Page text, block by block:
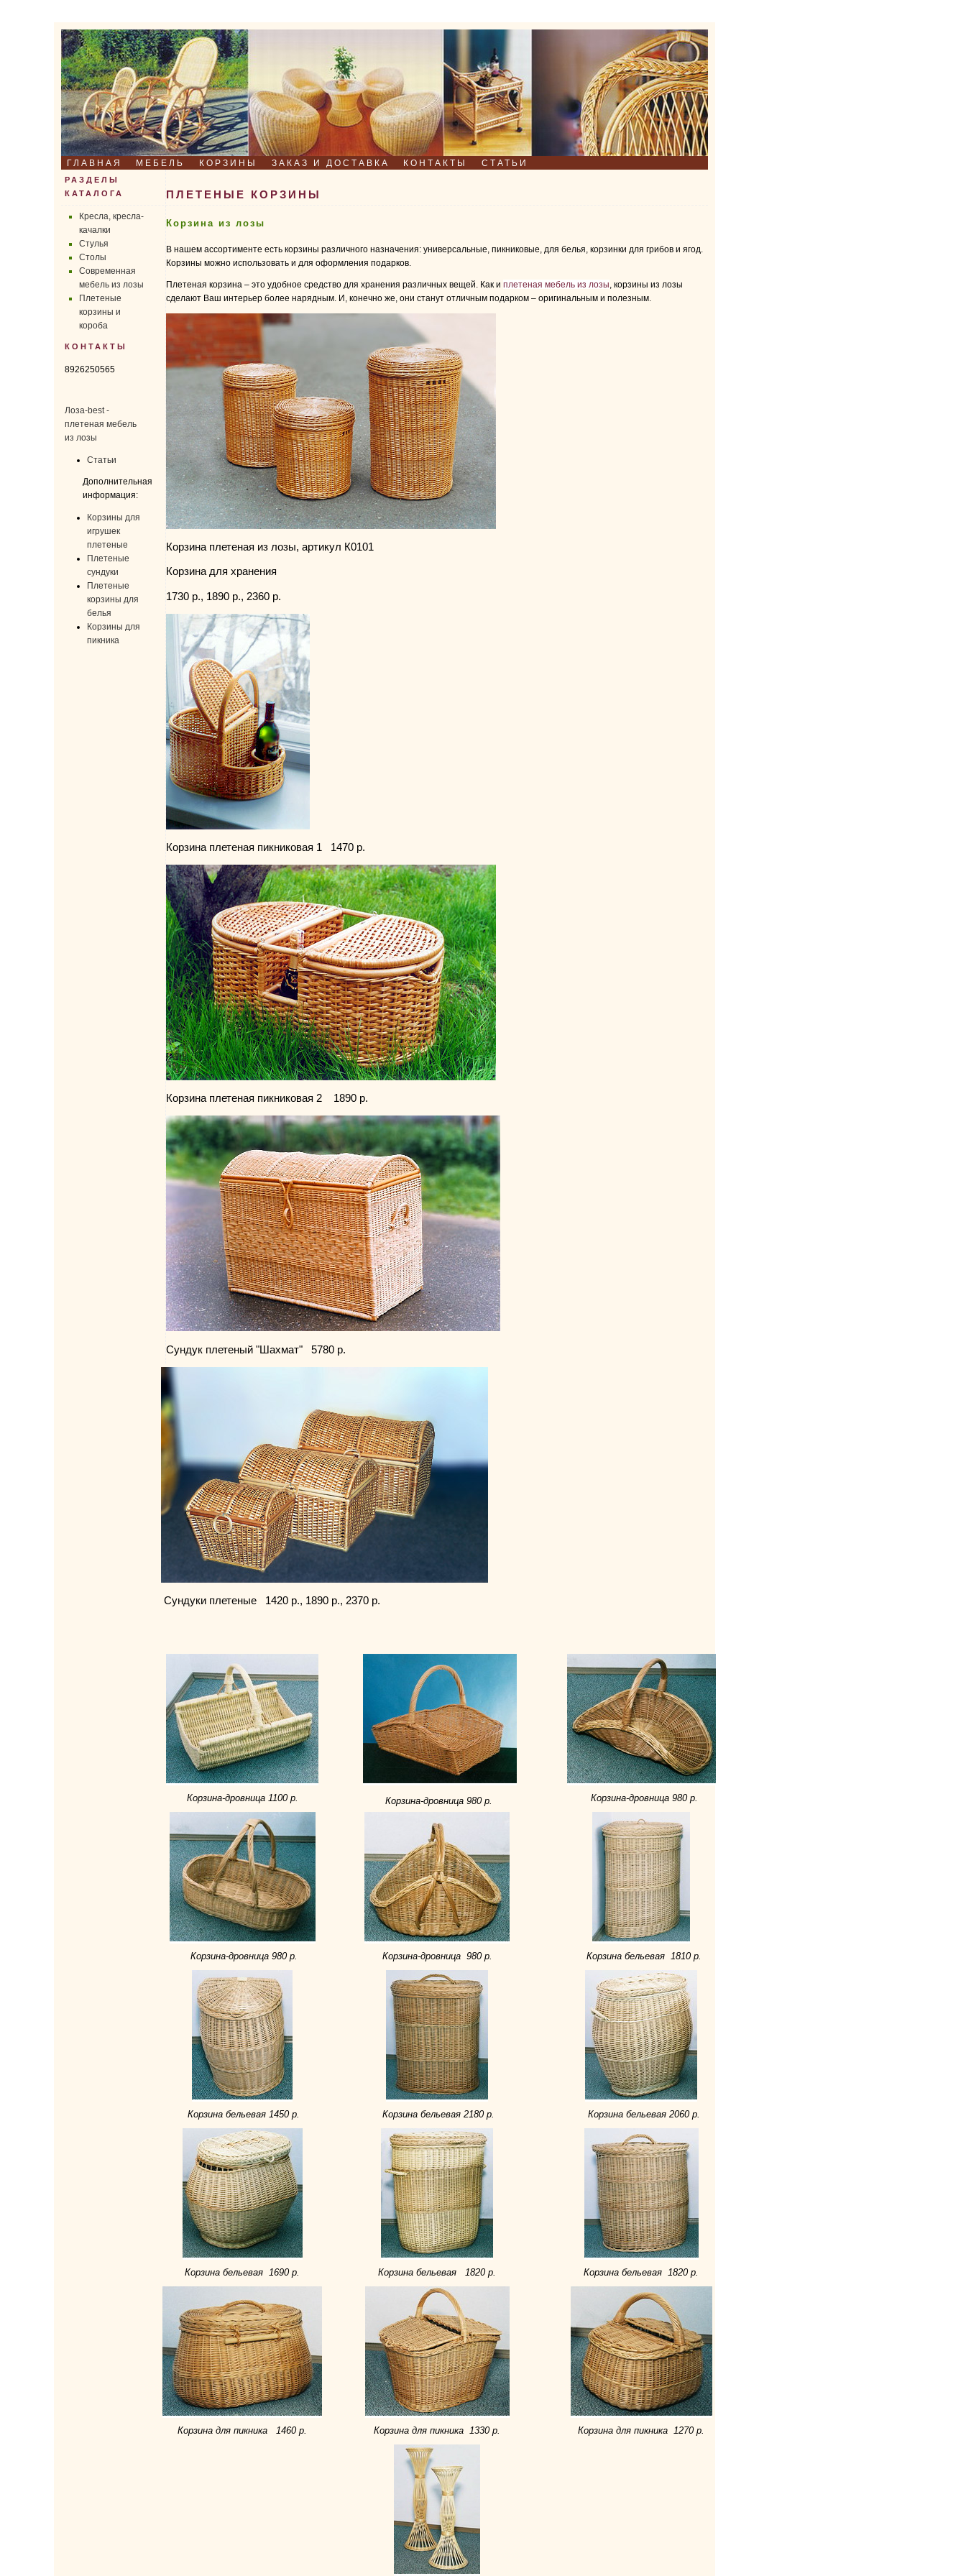
ГЛАВНАЯ МЕБЕЛЬ КОРЗИНЫ ЗАКАЗ И ДОСТАВКА КОНТАКТЫ СТАТЬИ
РАЗДЕЛЫ
КАТАЛОГА
Кресла, кресла-
качалки
Стулья
Столы
Современная
мебель из лозы
Плетеные
корзины и
короба
КОНТАКТЫ
8926250565
Лоза-best -
плетеная мебель
из лозы
Статьи
Дополнительная
информация:
Корзины для
игрушек
плетеные
Плетеные
сундуки
Плетеные
корзины для
белья
Корзины для
пикника
ПЛЕТЕНЫЕ КОРЗИНЫ
Корзина из лозы
В нашем ассортименте есть корзины различного назначения: универсальные, пикниковые, для белья, корзинки для грибов и ягод.
Корзины можно использовать и для оформления подарков.
Плетеная корзина – это удобное средство для хранения различных вещей. Как и плетеная мебель из лозы , корзины из лозы
сделают Ваш интерьер более нарядным. И, конечно же, они станут отличным подарком – оригинальным и полезным.
Корзина плетеная из лозы, артикул К0101
Корзина для хранения
1730 р., 1890 р., 2360 р.
Корзина плетеная пикниковая 1 1470 р.
Корзина плетеная пикниковая 2 1890 р.
Сундук плетеный "Шахмат" 5780 р.
Сундуки плетеные 1420 р., 1890 р., 2370 р.
Корзина-дровница 1100 р. Корзина-дровница 980 р. Корзина-дровница 980 р.
Корзина-дровница 980 р. Корзина-дровница 980 р. Корзина бельевая 1810 р.
Корзина бельевая 1450 р. Корзина бельевая 2180 р. Корзина бельевая 2060 р.
Корзина бельевая 1690 р. Корзина бельевая 1820 р. Корзина бельевая 1820 р.
Корзина для пикника 1460 р. Корзина для пикника 1330 р. Корзина для пикника 1270 р.